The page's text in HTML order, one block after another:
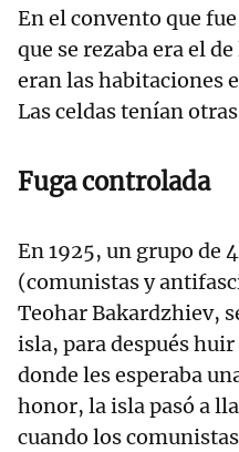
En el convento que
que se rezaba era el
eran las habitaciones
Las celdas tenían
Fuga controlada
En 1925, un grupo de
(comunistas y
Teohar Bakardzhiev,
isla, para después
donde les esperaba
honor, la isla pasó a
cuando los